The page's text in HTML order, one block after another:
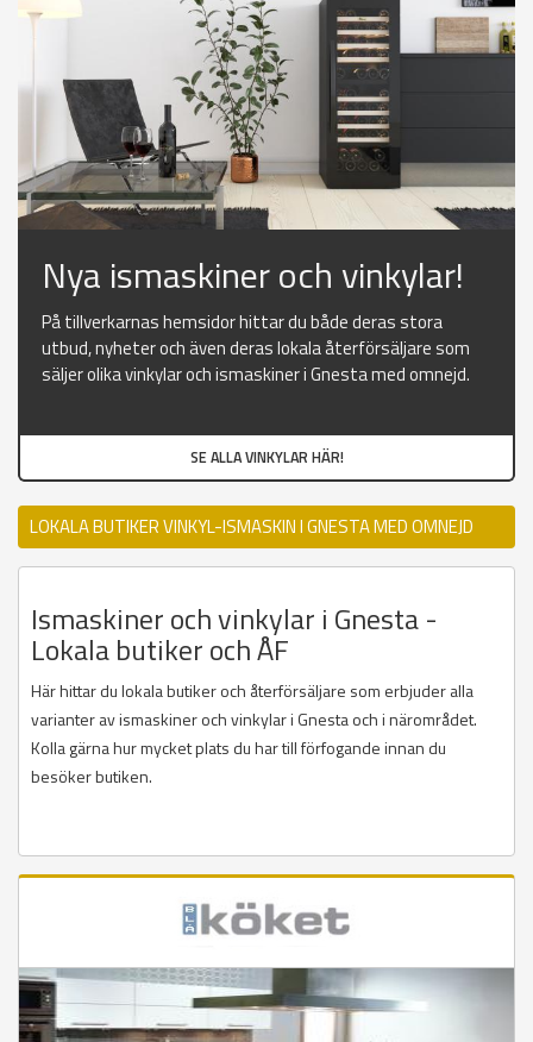
Nya ismaskiner och vinkylar!
På tillverkarnas hemsidor hittar du både deras stora
utbud, nyheter och även deras lokala återförsäljare som
säljer olika vinkylar och ismaskiner i Gnesta med omnejd.
SE ALLA VINKYLAR HÄR!
LOKALA BUTIKER VINKYL-ISMASKIN I GNESTA MED OMNEJD
Ismaskiner och vinkylar i Gnesta -
Lokala butiker och ÅF
Här hittar du lokala butiker och återförsäljare som erbjuder alla
varianter av ismaskiner och vinkylar i Gnesta och i närområdet.
Kolla gärna hur mycket plats du har till förfogande innan du
besöker butiken.